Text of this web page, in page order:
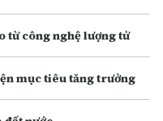
từ công nghệ lượng tử
mục tiêu tăng trưởng